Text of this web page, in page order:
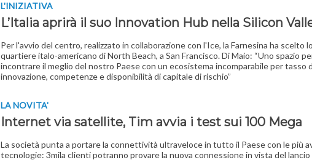
L'INIZIATIVA
L’Italia aprirà il suo Innovation Hub nella Silicon
Per l'avvio del centro, realizzato in collaborazione con l'Ice, la Farnesina ha scelto
quartiere italo-americano di North Beach, a San Francisco. Di Maio: “Uno spazio
incontrare il meglio del nostro Paese con un ecosistema incomparabile per tasso
innovazione, competenze e disponibilità di capitale di rischio”
LA NOVITA'
Internet via satellite, Tim avvia i test sui 100 Mega
La società punta a portare la connettività ultraveloce in tutto il Paese con le più
tecnologie: 3mila clienti potranno provare la nuova connessione in vista del lancio